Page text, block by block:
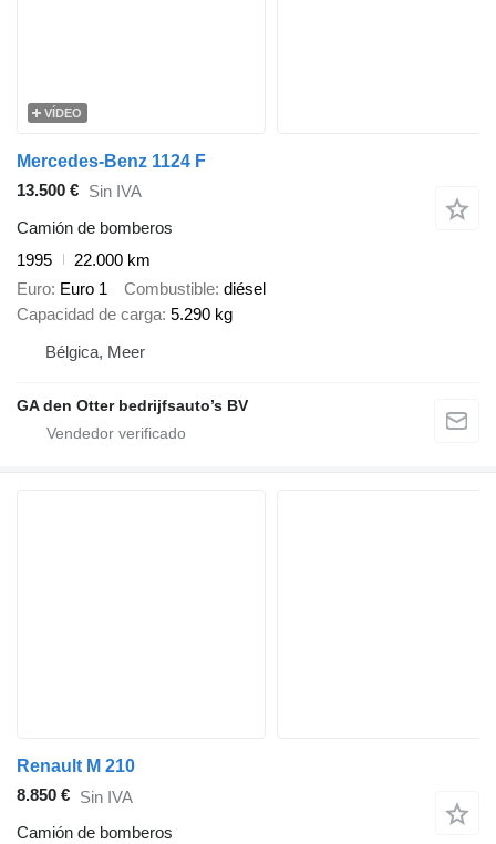
VÍDEO
Mercedes-Benz 1124 F
13.500 € Sin IVA
Camión de bomberos
1995
22.000 km
Euro Euro 1 Combustible diésel
Capacidad de carga 5.290 kg
Bélgica, Meer
GA den Otter bedrijfsauto’s BV
Renault M 210
8.850 € Sin IVA
Camión de bomberos